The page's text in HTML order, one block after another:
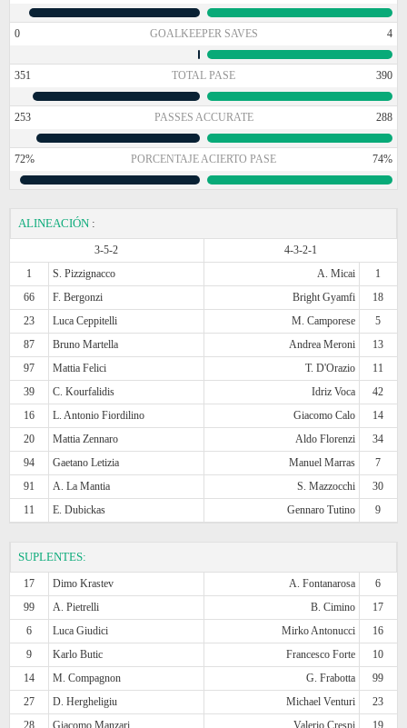
0 GOALKEEPER SAVES 4
351 TOTAL PASE 390
253 PASSES ACCURATE 288
72% PORCENTAJE ACIERTO PASE 74%
ALINEACIÓN :
3-5-2
4-3-2-1
1
S. Pizzignacco A. Micai
1
66
F. Bergonzi Bright Gyamfi
18
23
Luca Ceppitelli M. Camporese
5
87
Bruno Martella Andrea Meroni
13
97
Mattia Felici T. D'Orazio
11
39
C. Kourfalidis Idriz Voca
42
16
L. Antonio Fiordilino Giacomo Calo
14
20
Mattia Zennaro Aldo Florenzi
34
94
Gaetano Letizia Manuel Marras
7
91
A. La Mantia S. Mazzocchi
30
11
E. Dubickas Gennaro Tutino 9
SUPLENTES:
17 Dimo Krastev A. Fontanarosa
6
99
A. Pietrelli B. Cimino
17
6
Luca Giudici Mirko Antonucci
16
9
Karlo Butic Francesco Forte
10
14
M. Compagnon G. Frabotta
99
27
D. Hergheligiu Michael Venturi
23
28
Giacomo Manzari Valerio Crespi 19